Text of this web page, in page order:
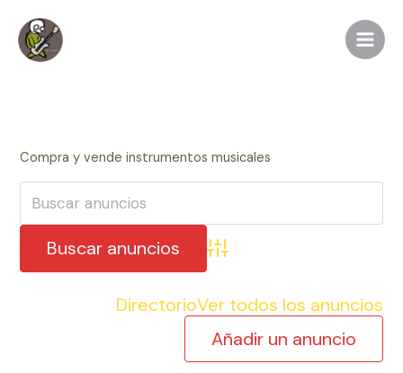
contenido
Compra y vende instrumentos musicales
Búsqueda avanzada
DirectorioVer todos los anuncios
Añadir un anuncio